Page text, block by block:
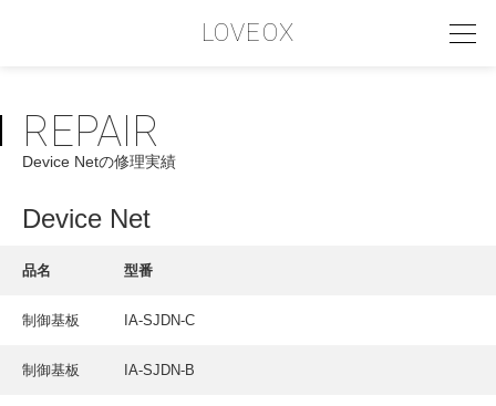
LOVEOX
PHILOSOPHY
フィロソフィー
COMPANY PROFILE
INTERVIEW
REPAIR
Device Netの修理実績
Device Net
品名 型番
制御基板 IA-SJDN-C
制御基板 IA-SJDN-B